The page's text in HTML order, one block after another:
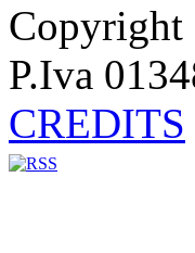
P.Iva
CREDITS